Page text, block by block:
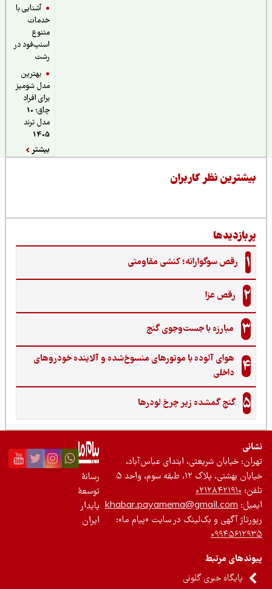
آشنایی با
خدمات
اسنپ‌فود در
بهترین
مدل شومیز
برای افراد
چاق؛ 10
مدل ترند
نظر کاربران
رقص سوگوارانه؛ کنشی مقاومتی
رقص عزا
مبارزه با جست‌وجوی گنج‌
هوای آلوده با موتورهای منسوخ‌شده و آلاینده خودروهای
داخلی
گنجِ گمشده زیر چرخ لودرها
خیابان شریعتی، ابتدای عباس‌آباد،
بهشتی، پلاک ۱۲، طبقه سوم، واحد ۵
۰۲۱۲۸۴۲۱۹۱۰
khabar.payamema@gmail.com
آگهی و بک‌لینک در سایت «پیام ما»:
مرتبط
پایگاه خبری گلونی
رسانۀ
توسعۀ
پایدار
ایران